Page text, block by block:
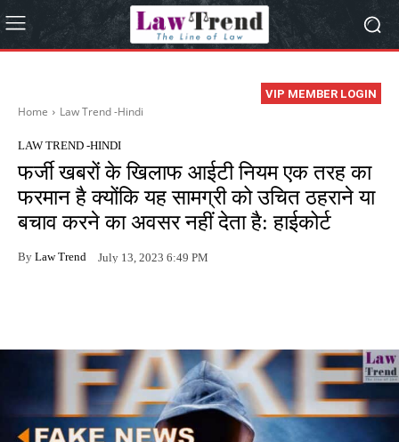
VIP MEMBER LOGIN
Home Law Trend -Hindi
LAW TREND -HINDI
फर्जी खबरों के खिलाफ आईटी नियम एक तरह का
फरमान है क्योंकि यह सामग्री को उचित ठहराने या
बचाव करने का अवसर नहीं देता है: हाईकोर्ट
By Law Trend July 13, 2023 6:49 PM